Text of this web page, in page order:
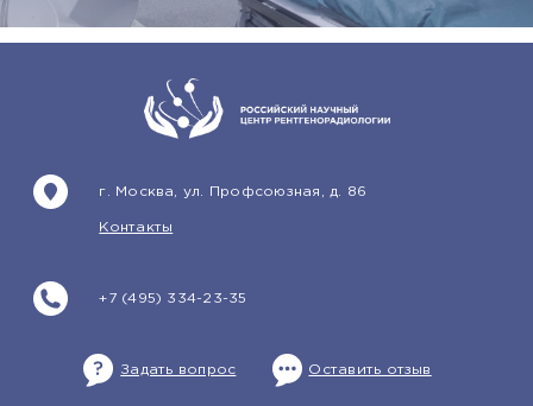
+7 (495) 334-23-35
г. Москва, ул. Профсоюзная, д. 86
Контакты
Задать вопрос Оставить отзыв